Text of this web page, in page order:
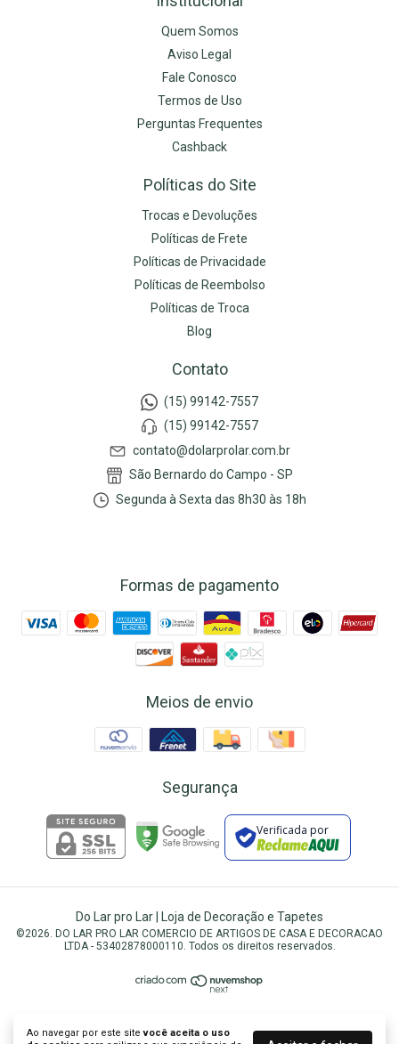
Ao navegar por este sitevocê aceita o uso
Quem Somos
Aviso Legal
Fale Conosco
Termos de Uso
Perguntas Frequentes
Cashback
Políticas do Site
Trocas e Devoluções
Políticas de Frete
Políticas de Privacidade
Políticas de Reembolso
Políticas de Troca
Blog
Contato
(15) 99142-7557
(15) 99142-7557
contato@dolarprolar.com.br
São Bernardo do Campo - SP
Segunda à Sexta das 8h30 às 18h
Formas de pagamento
Meios de envio
Segurança
Verificada por
Do Lar pro Lar | Loja de Decoração e Tapetes
©2026. DO LAR PRO LAR COMERCIO DE ARTIGOS DE CASA E DECORACAO
LTDA - 53402878000110. Todos os direitos reservados.